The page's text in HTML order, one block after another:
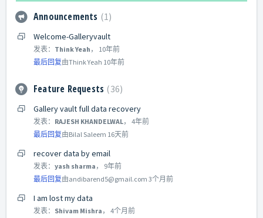
Announcements 1
Welcome-Galleryvault
发表： Think Yeah ， 10年前
最后回复由Think Yeah 10年前
Feature Requests 36
Gallery vault full data recovery
发表： RAJESH KHANDELWAL， 4年前
最后回复由Bilal Saleem 16天前
recover data by email
发表： yash sharma ， 9年前
最后回复由andibarend5@gmail.com 3个月前
I am lost my data
发表： Shivam Mishra ， 4个月前